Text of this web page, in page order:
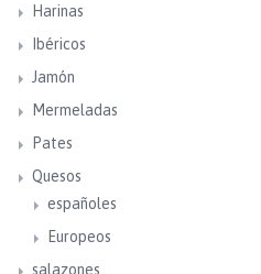
Harinas
Ibéricos
Jamón
Mermeladas
Pates
Quesos
españoles
Europeos
salazones